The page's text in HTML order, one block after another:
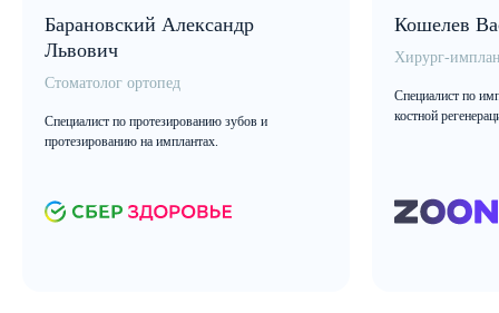
Барановский Александр
Львович
Стоматолог ортопед
Специалист по протезированию зубов и
протезированию на имплантах.
Кошелев
Хирург-
Специалист по
костной